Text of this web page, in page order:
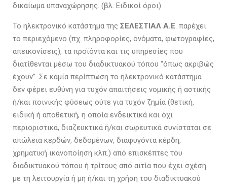
δικαίωμα υπαναχώρησης. (βλ. Ειδικοί όροι)
Το ηλεκτρονικό κατάστημα της ΣΕΛΕΣΤΙΑΛ Α.Ε. παρέχει
το περιεχόμενο (πχ. πληροφορίες, ονόματα, φωτογραφίες,
απεικονίσεις), τα προϊόντα και τις υπηρεσίες που
διατίθενται μέσω του διαδικτυακού τόπου “όπως ακριβώς
έχουν”. Σε καμία περίπτωση το ηλεκτρονικό κατάστημα
δεν φέρει ευθύνη για τυχόν απαιτήσεις νομικής ή αστικής
ή/και ποινικής φύσεως ούτε για τυχόν ζημία (θετική,
ειδική ή αποθετική, η οποία ενδεικτικά και όχι
περιοριστικά, διαζευκτικά ή/και σωρευτικά συνίσταται σε
απώλεια κερδών, δεδομένων, διαφυγόντα κέρδη,
χρηματική ικανοποίηση κλπ.) από επισκέπτες του
διαδικτυακού τόπου ή τρίτους από αιτία που έχει σχέση
με τη λειτουργία ή μη ή/και τη χρήση του διαδικτυακού